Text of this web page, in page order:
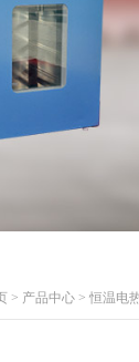
> 产品中心 > 恒温电